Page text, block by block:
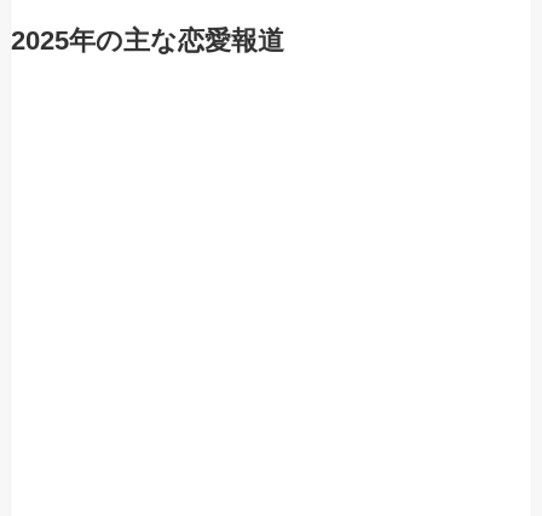
2025年の主な恋愛報道